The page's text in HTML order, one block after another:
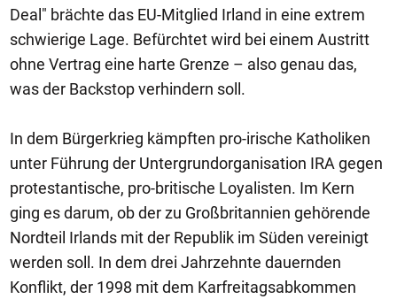
Deal" brächte das EU-Mitglied Irland in eine extrem
schwierige Lage. Befürchtet wird bei einem Austritt
ohne Vertrag eine harte Grenze – also genau das,
was der Backstop verhindern soll.
In dem Bürgerkrieg kämpften pro-irische Katholiken
unter Führung der Untergrundorganisation IRA gegen
protestantische, pro-britische Loyalisten. Im Kern
ging es darum, ob der zu Großbritannien gehörende
Nordteil Irlands mit der Republik im Süden vereinigt
werden soll. In dem drei Jahrzehnte dauernden
Konflikt, der 1998 mit dem Karfreitagsabkommen